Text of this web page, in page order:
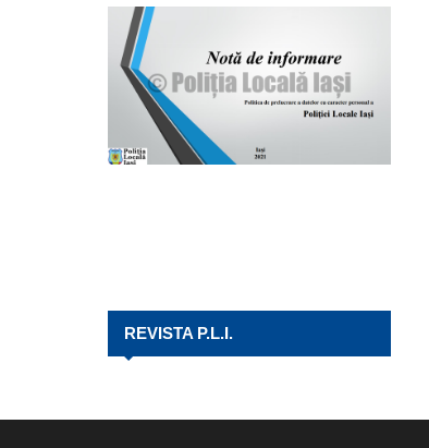
REVISTA P.L.I.